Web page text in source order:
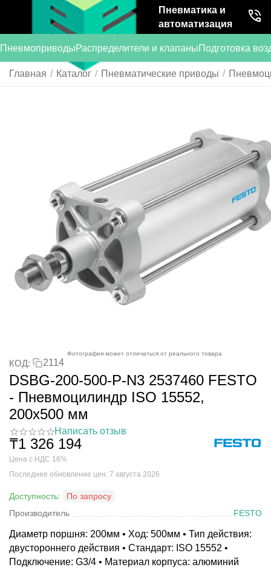
Пневматика и
автоматизация
ПневмоприводыРаспределители и клапаныПодготовка
Главная / Каталог / Пневматические приводы /
Фотография может отличаться от реального товара
КОД: 2114
DSBG-200-500-P-N3 2537460 FESTO
- Пневмоцилиндр ISO 15552,
200x500 мм
Написать отзыв
₸1 326 194
Цена с НДС 16%
Последнее обновление цен: 7 августа 2026
Доступность:
По запросу
Производитель
FESTO
Диаметр поршня: 200мм • Ход: 500мм • Тип действия:
двустороннего действия • Стандарт: ISO 15552 •
Подключение: G3/4 • Материал корпуса: алюминий